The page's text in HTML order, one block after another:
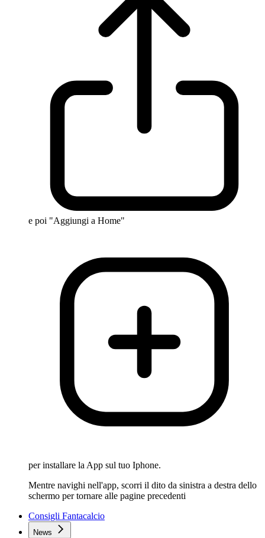
e poi "Aggiungi a Home"
per installare la App sul tuo Iphone.
Mentre navighi nell'app, scorri il dito da sinistra a destra dello
schermo per tornare alle pagine precedenti
Consigli Fantacalcio
News